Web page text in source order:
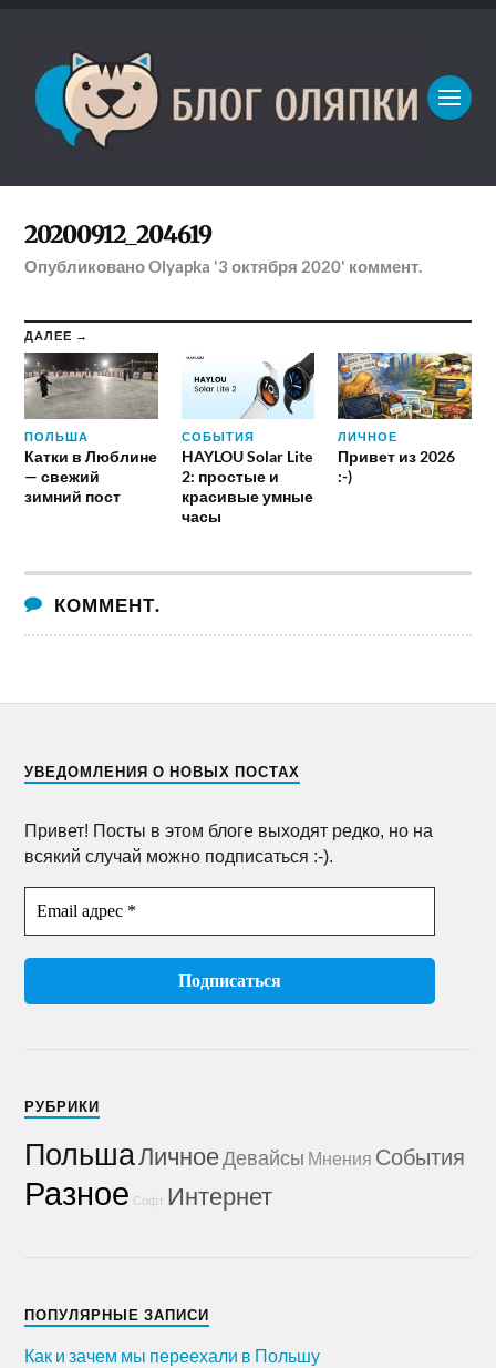
20200912_204619
ОпубликованоOlyapka '3 октября 2020' коммент.
ДАЛЕЕ →
ПОЛЬША
Катки в Люблине
— свежий
зимний пост
СОБЫТИЯ
HAYLOU Solar Lite
2: простые и
красивые умные
часы
ЛИЧНОЕ
Привет из 2026
:-)
КОММЕНТ.
УВЕДОМЛЕНИЯ О НОВЫХ ПОСТАХ
Привет! Посты в этом блоге выходят редко, но на
всякий случай можно подписаться :-).
РУБРИКИ
ПольшаЛичноеДевайсы Мнения События
Разное Софт Интернет
ПОПУЛЯРНЫЕ ЗАПИСИ
Как и зачем мы переехали в Польшу